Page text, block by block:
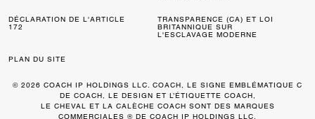
DÉCLARATION DE L'ARTICLE
172
TRANSPARENCE (CA) ET LOI
BRITANNIQUE SUR
L'ESCLAVAGE MODERNE
PLAN DU SITE
© 2026 COACH IP HOLDINGS LLC. COACH, LE SIGNE EMBLÉMATIQUE C
DE COACH, LE DESIGN ET L’ÉTIQUETTE COACH,
LE CHEVAL ET LA CALÈCHE COACH SONT DES MARQUES
COMMERCIALES ® DE COACH IP HOLDINGS LLC.